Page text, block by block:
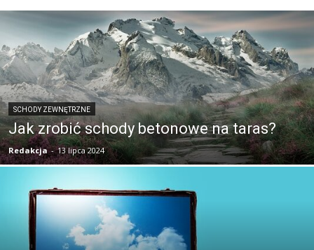
SCHODY ZEWNĘTRZNE
Jak zrobić schody betonowe na taras?
Redakcja - 13 lipca 2024